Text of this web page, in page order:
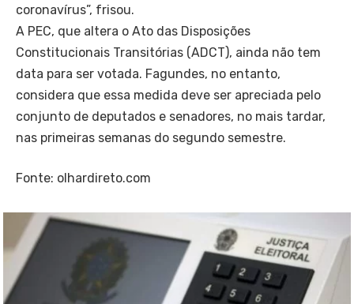
coronavírus”, frisou.
A PEC, que altera o Ato das Disposições
Constitucionais Transitórias (ADCT), ainda não tem
data para ser votada. Fagundes, no entanto,
considera que essa medida deve ser apreciada pelo
conjunto de deputados e senadores, no mais tardar,
nas primeiras semanas do segundo semestre.
Fonte: olhardireto.com